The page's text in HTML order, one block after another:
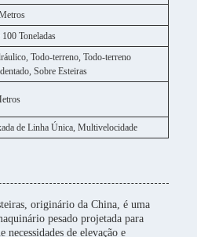
Toneladas
Todo-terreno, Todo-terreno
Sobre Esteiras
de Linha Única, Multivelocidade
originário da China, é uma
pesado projetada para
necessidades de elevação e